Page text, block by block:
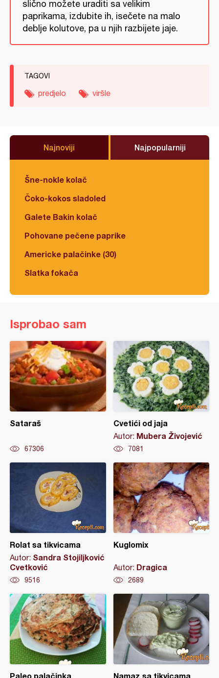
slično možete uraditi sa velikim
paprikama, izdubite ih, isečete na malo
deblje kolutove, pa u njih razbijete jaje.
TAGOVI
predjelo viršle
Najnoviji Najpopularniji
Šne-nokle kolač
Čoko-kokos sladoled
Galete Bakin kolač
Pohovane pečene paprike
Americke palačinke (30)
Slatka fokača
Isprobao sam
Sataraš
67306
Cvetići od jaja
Autor: Mubera Živojević
7081
Rolat sa tikvicama
Autor: Sandra Stojiljković
Cvetković
9516
Kuglomix
Autor: Dragica
2689
Paleo palačinka Namaz sa tikvicama